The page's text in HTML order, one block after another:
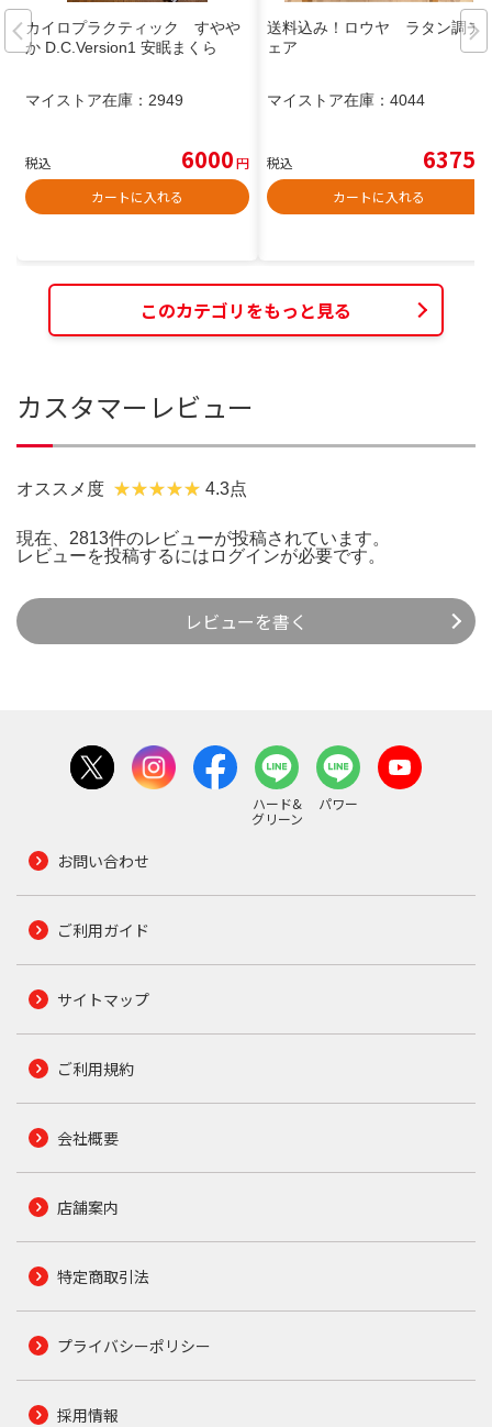
カイロプラクティック すやや
か D.C.Version1 安眠まくら
マイストア在庫： 2949
税込 6000円
カートに入れる
送料込み！ロウヤ ラタン調チ
ェア
マイストア在庫： 4044
税込 6375
カートに入れる
このカテゴリをもっと見る
カスタマーレビュー
オススメ度 4.3点
現在、2813件のレビューが投稿されています。
レビューを投稿するには ログインが必要です。
レビューを書く
ハード&
グリーン
パワー
お問い合わせ
ご利用ガイド
サイトマップ
ご利用規約
会社概要
店舗案内
特定商取引法
プライバシーポリシー
採用情報